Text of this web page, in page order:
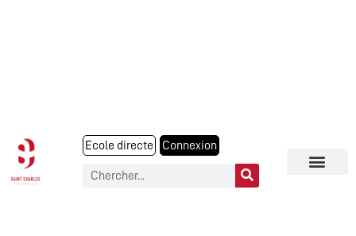
Ecole directe Connexion